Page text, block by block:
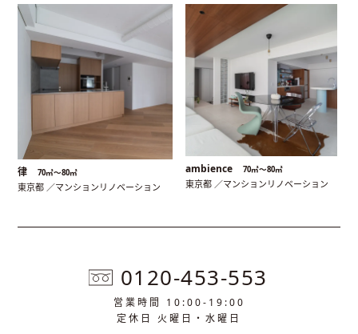
律 70㎡〜80㎡
東京都 ／マンションリノベーション
ambience 70㎡〜80㎡
東京都 ／マンションリノベーション
0120-453-553
営業時間 10:00-19:00
定休日 火曜日・水曜日